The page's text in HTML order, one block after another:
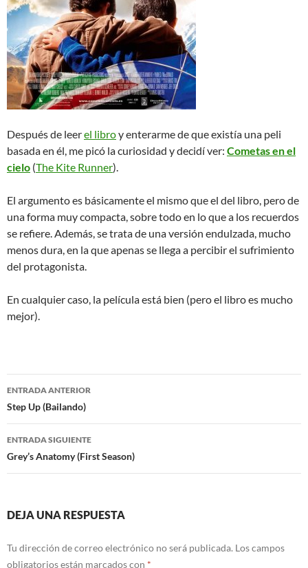
Después de leerel libroy enterarme de que existía una peli
basada en él, me picó la curiosidad y decidí ver: Cometas en el
cielo (The Kite Runner).
El argumento es básicamente el mismo que el del libro, pero de
una forma muy compacta, sobre todo en lo que a los recuerdos
se refiere. Además, se trata de una versión endulzada, mucho
menos dura, en la que apenas se llega a percibir el sufrimiento
del protagonista.
En cualquier caso, la película está bien (pero el libro es mucho
mejor).
Navegación
de
entradas
ENTRADA ANTERIOR
Step Up (Bailando)
ENTRADA SIGUIENTE
Grey’s Anatomy (First Season)
DEJA UNA RESPUESTA
Tu dirección de correo electrónico no será publicada. Los campos
obligatorios están marcados con *